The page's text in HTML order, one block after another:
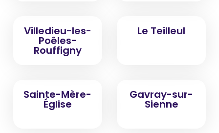
Villedieu-les-
Poêles-
Rouffigny
Le Teilleul
Sainte-Mère-
Église
Gavray-sur-
Sienne